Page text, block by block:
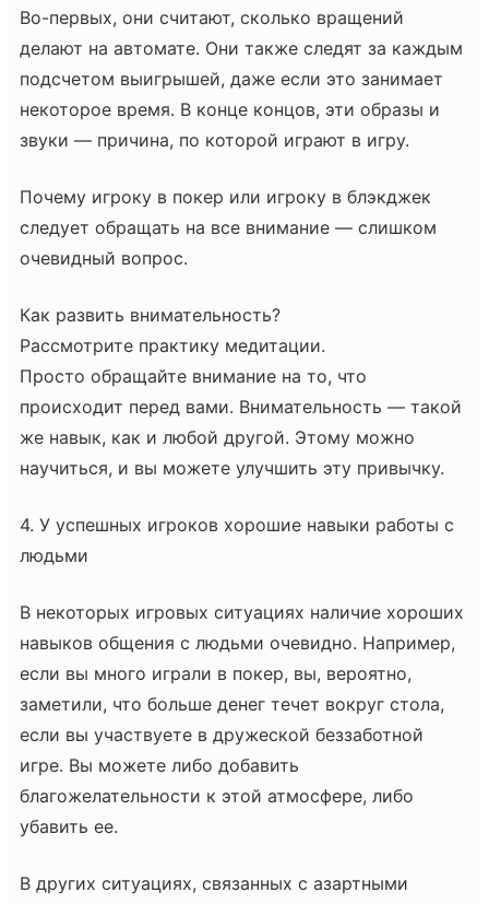
Во-первых, они считают, сколько вращений
делают на автомате. Они также следят за каждым
подсчетом выигрышей, даже если это занимает
некоторое время. В конце концов, эти образы и
звуки — причина, по которой играют в игру.
Почему игроку в покер или игроку в блэкджек
следует обращать на все внимание — слишком
очевидный вопрос.
Как развить внимательность?
Рассмотрите практику медитации.
Просто обращайте внимание на то, что
происходит перед вами. Внимательность — такой
же навык, как и любой другой. Этому можно
научиться, и вы можете улучшить эту привычку.
4. У успешных игроков хорошие навыки работы с
людьми
В некоторых игровых ситуациях наличие хороших
навыков общения с людьми очевидно. Например,
если вы много играли в покер, вы, вероятно,
заметили, что больше денег течет вокруг стола,
если вы участвуете в дружеской беззаботной
игре. Вы можете либо добавить
благожелательности к этой атмосфере, либо
убавить ее.
В других ситуациях, связанных с азартными